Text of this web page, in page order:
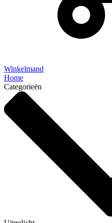
Winkelmand
Home
Categorieën